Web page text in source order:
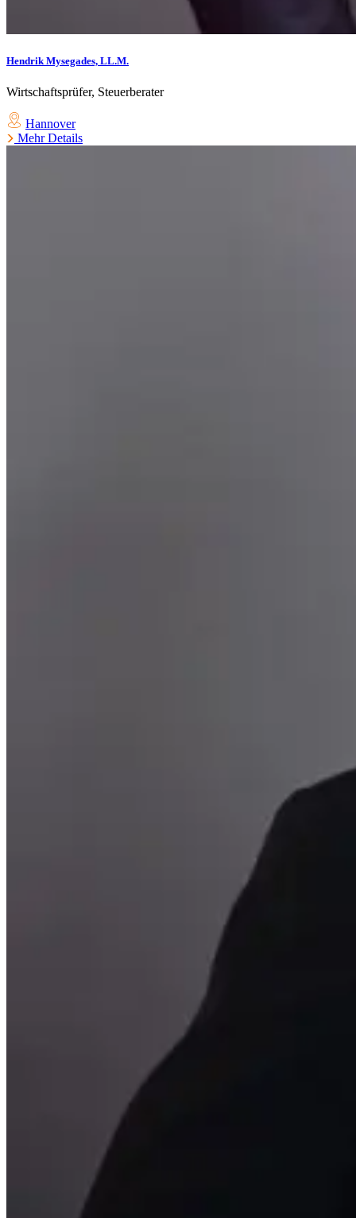
Hendrik Mysegades, LL.M.
Wirtschaftsprüfer, Steuerberater
Hannover
Mehr Details